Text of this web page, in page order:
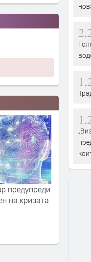
предупреди
на кризата